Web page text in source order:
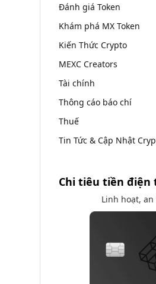
Đánh giá Token
Khám phá MX Token
Kiến Thức Crypto
MEXC Creators
Tài chính
Thông cáo báo chí
Thuế
Tin Tức & Cập Nhật
Chi tiêu tiền
Linh hoạt,